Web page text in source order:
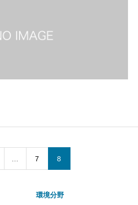
7 8
環境分野